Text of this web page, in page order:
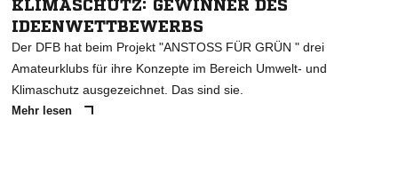
KLIMASCHUTZ: GEWINNER DES
IDEENWETTBEWERBS
Der DFB hat beim Projekt "ANSTOSS FÜR GRÜN " drei
Amateurklubs für ihre Konzepte im Bereich Umwelt- und
Klimaschutz ausgezeichnet. Das sind sie.
Mehr lesen